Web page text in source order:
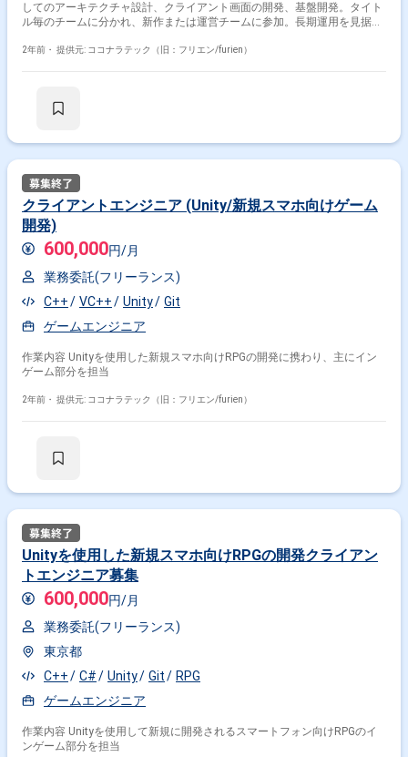
してのアーキテクチャ設計、クライアント画面の開発、基盤開発。タイト
ル毎のチームに分かれ、新作または運営チームに参加。長期運用を見据え
携、開発支援ツールの開発や自動化基盤開発に従事。
2年前・ 提供元: ココナラテック（旧：フリエン/furien）
クライアントエンジニア (Unity/新規スマホ向けゲーム
開発)
600,000円/月
業務委託(フリーランス)
C++
VC++ Unity
Git
ゲームエンジニア
作業内容 Unityを使用した新規スマホ向けRPGの開発に携わり、主にイン
ゲーム部分を担当
2年前・ 提供元: ココナラテック（旧：フリエン/furien）
Unityを使用した新規スマホ向けRPGの開発クライアン
トエンジニア募集
600,000円/月
業務委託(フリーランス)
東京都
C++
C# Unity Git
RPG
ゲームエンジニア
作業内容 Unityを使用して新規に開発されるスマートフォン向けRPGのイ
ンゲーム部分を担当